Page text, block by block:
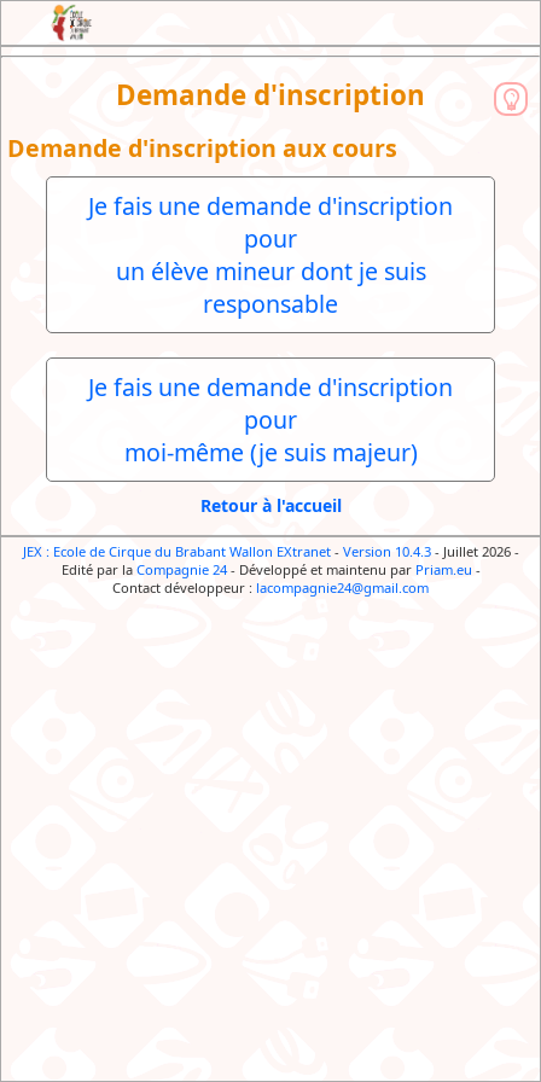
JEX : l'Extranet de l'Ecole de Cirque du
Brabant Wallon
Demande d'inscription
Demande d'inscription aux cours
Je fais une demande d'inscription
pour
un élève mineur dont je suis
responsable
Je fais une demande d'inscription
pour
moi-même (je suis majeur)
Retour à l'accueil
JEX : Ecole de Cirque du Brabant Wallon EXtranet- Version 10.4.3- Juillet 2026-
Edité par la Compagnie 24- Développé et maintenu par Priam.eu -
Contact développeur : lacompagnie24@gmail.com